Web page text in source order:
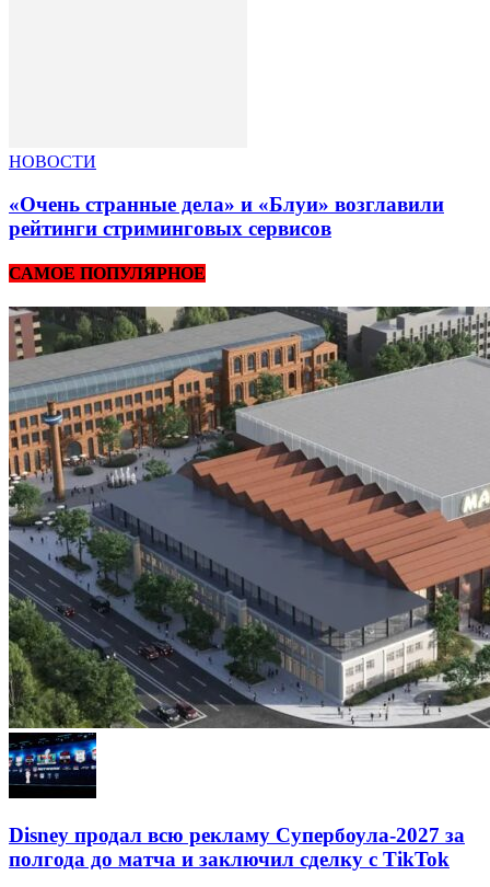
НОВОСТИ
«Очень странные дела» и «Блуи» возглавили
рейтинги стриминговых сервисов
САМОЕ ПОПУЛЯРНОЕ
Disney продал всю рекламу Супербоула-2027 за
полгода до матча и заключил сделку с TikTok